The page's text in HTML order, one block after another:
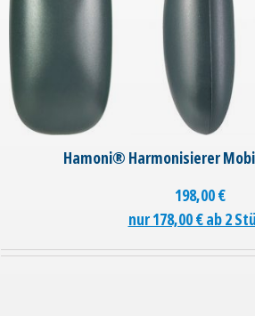
Hamoni® Harmonisierer
198,00€
nur 178,00 € ab 2